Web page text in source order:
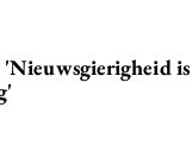
is